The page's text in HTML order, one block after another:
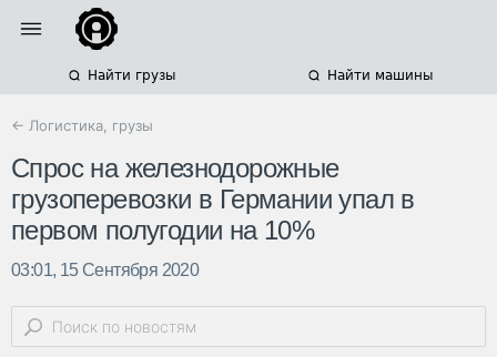
Найти грузы Найти машины
← Логистика, грузы
Спрос на железнодорожные
грузоперевозки в Германии упал в
первом полугодии на 10%
03:01, 15 Сентября 2020